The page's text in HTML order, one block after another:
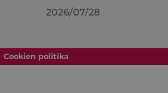
2026/07/28
Cookien politika